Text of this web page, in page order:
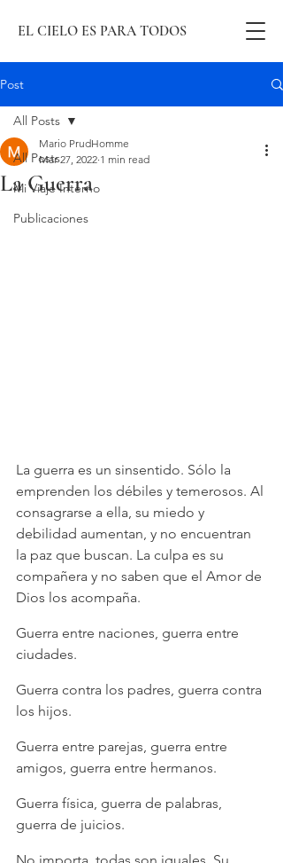
EL CIELO ES PARA TODOS
Post
All Posts
Mi Viaje Interno
Publicaciones
All Posts
La Guerra
Mario PrudHomme
Mar 27, 2022 1 min read
La guerra es un sinsentido. Sólo la
emprenden los débiles y temerosos. Al
consagrarse a ella, su miedo y
debilidad aumentan, y no encuentran
la paz que buscan. La culpa es su
compañera y no saben que el Amor de
Dios los acompaña.
Guerra entre naciones, guerra entre
ciudades.
Guerra contra los padres, guerra contra
los hijos.
Guerra entre parejas, guerra entre
amigos, guerra entre hermanos.
Guerra física, guerra de palabras,
guerra de juicios.